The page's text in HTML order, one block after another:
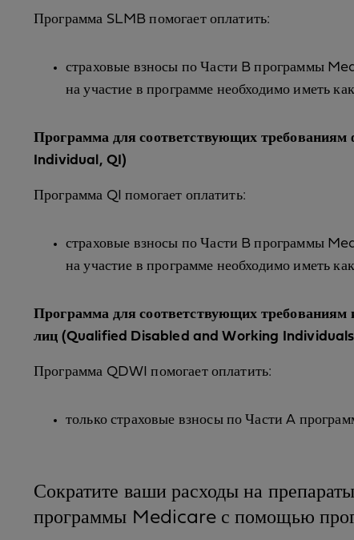
Программа SLMB помогает оплатить:
страховые взносы по Части B программы
на участие в программе необходимо иметь
Программа для соответствующих
Individual, QI)
Программа QI помогает оплатить:
страховые взносы по Части B программы
на участие в программе необходимо иметь
Программа для соответствующих
лиц (Qualified Disabled and Working
Программа QDWI помогает оплатить:
только страховые взносы по Части A
Сократите ваши расходы на
программы Medicare с помощью